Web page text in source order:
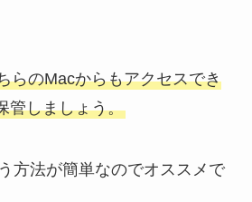
らのMacからもアクセスでき
管しましょう。
方法が簡単なのでオススメで